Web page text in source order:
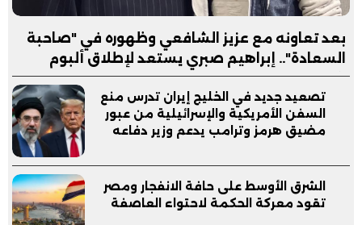
بعد تعاونه مع عزيز الشافعي وظهوره في "صاحبة
السعادة".. إبراهيم صبري يستعد لإطلاق ألبوم
"كلام"
تصعيد جديد في الخليج إيران تدرس منع
السفن الأمريكية والإسرائيلية من عبور
مضيق هرمز وترامب يدعم وزير دفاعه
الشرق الأوسط على حافة الانفجار ومصر
تقود معركة الحكمة لاحتواء العاصفة